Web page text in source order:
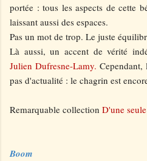
portée : tous les aspects de cette
laissant aussi des espaces.
Pas un mot de trop. Le juste
Là aussi, un accent de vérité
Julien Dufresne-Lamy. Cependant,
pas d'actualité : le chagrin est
Remarquable collection D'une
Boom